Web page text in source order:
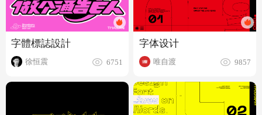
字體標誌設計
徐恒震 6751
字体设计
唯自渡 9857